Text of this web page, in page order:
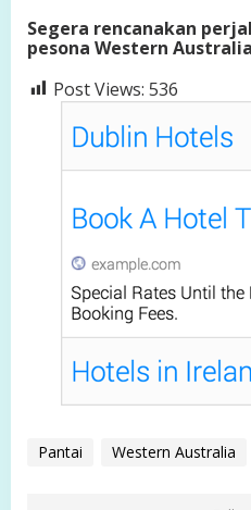
Segera rencanakan
pesona Western
Post Views: 536
Pantai Western Australia